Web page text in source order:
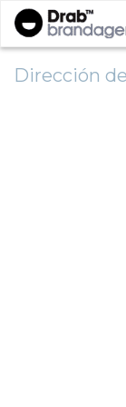
Dirección